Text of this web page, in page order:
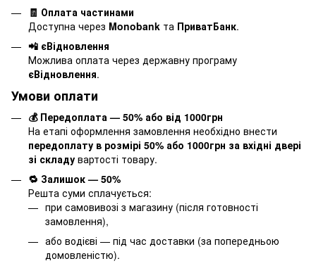
🧾 Оплата частинами
Доступна через Monobank та ПриватБанк.
📲 єВідновлення
Можлива оплата через державну програму
єВідновлення.
Умови оплати
💰 Передоплата — 50% або від 1000грн
На етапі оформлення замовлення необхідно внести
передоплату в розмірі 50% або 1000грн за вхідні двері
зі складу вартості товару.
🔁 Залишок — 50%
Решта суми сплачується:
при самовивозі з магазину (після готовності
замовлення),
або водієві — під час доставки (за попередньою
домовленістю).